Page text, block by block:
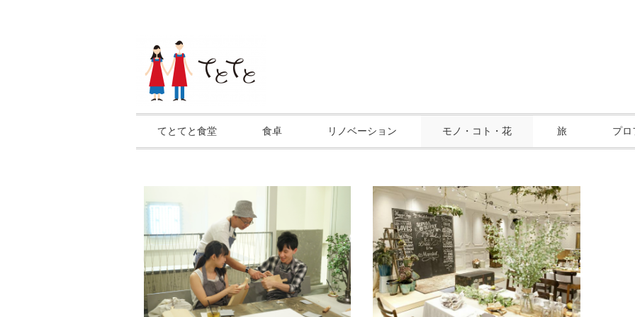
てとてと食堂 食卓 リノベーション モノ・コト・花 旅 プロ